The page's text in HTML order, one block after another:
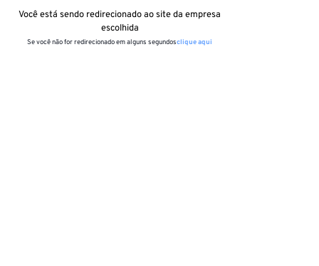
Você está sendo redirecionado ao site da empresa
escolhida
Se você não for redirecionado em alguns segundosclique aqui